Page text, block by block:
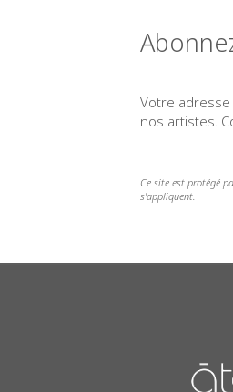
Votre
nos artistes.
Ce site est protégé
s'appliquent.